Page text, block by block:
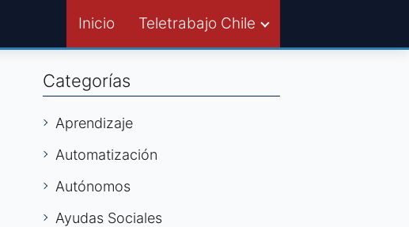
Inicio Teletrabajo Chile
Categorías
Aprendizaje
Automatización
Autónomos
Ayudas Sociales